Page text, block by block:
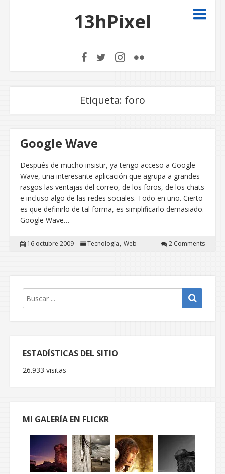
13hPixel
Etiqueta: foro
Google Wave
Después de mucho insistir, ya tengo acceso a Google
Wave, una interesante aplicación que agrupa a grandes
rasgos las ventajas del correo, de los foros, de los chats
e incluso algo de las redes sociales. Todo en uno. Cierto
es que definirlo de tal forma, es simplificarlo demasiado.
Google Wave…
16 octubre 2009 Tecnología Web 2 Comments
ESTADÍSTICAS DEL SITIO
26.933 visitas
MI GALERÍA EN FLICKR